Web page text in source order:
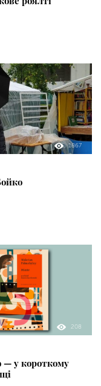
1867
208
— у короткому